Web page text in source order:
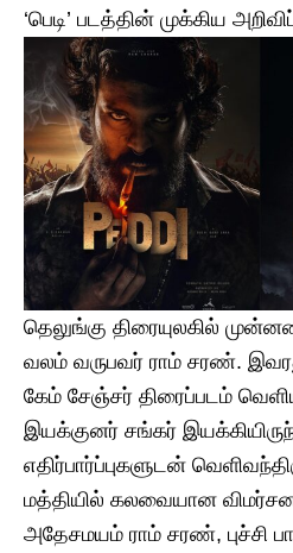
‘பெடி’ படத்தின் முக்கிய
தெலுங்கு திரையுலகில்
வலம் வருபவர் ராம் சரண்.
கேம் சேஞ்சர் திரைப்படம்
இயக்குனர் சங்கர்
எதிர்பார்ப்புகளுடன்
மத்தியில் கலவையான
அதேசமயம் ராம் சரண், புச்சி